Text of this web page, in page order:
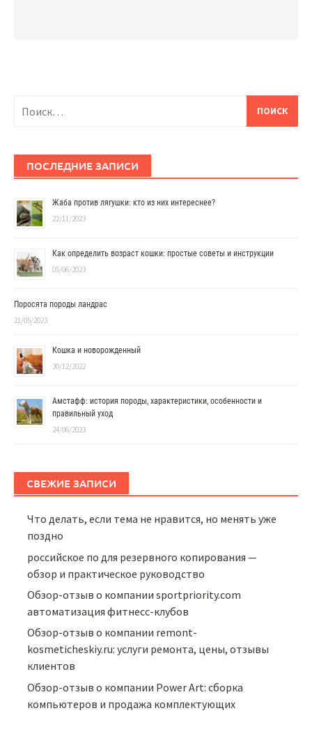
ПОСЛЕДНИЕ ЗАПИСИ
Жаба против лягушки: кто из них интереснее?
22/11/2023
Как определить возраст кошки: простые советы и инструкции
05/06/2023
Поросята породы ландрас
21/05/2023
Кошка и новорожденный
30/12/2022
Амстафф: история породы, характеристики, особенности и
правильный уход
24/06/2023
СВЕЖИЕ ЗАПИСИ
Что делать, если тема не нравится, но менять уже
поздно
российское по для резервного копирования —
обзор и практическое руководство
Обзор-отзыв о компании sportpriority.com
автоматизация фитнесс-клубов
Обзор-отзыв о компании remont-
kosmeticheskiy.ru: услуги ремонта, цены, отзывы
клиентов
Обзор-отзыв о компании Power Art: сборка
компьютеров и продажа комплектующих